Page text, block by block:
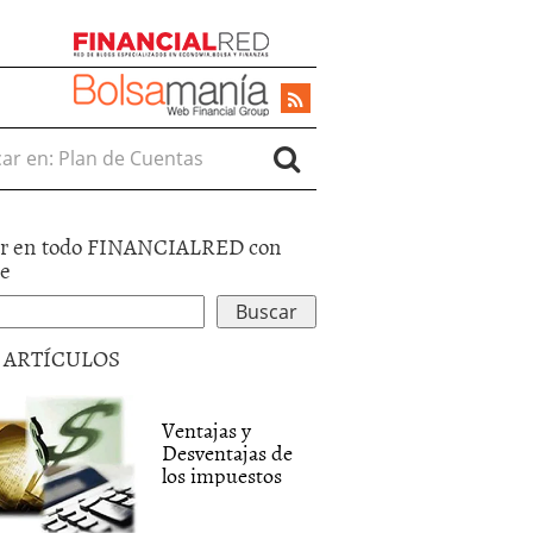
en:
en todo FINANCIALRED con
ARTÍCULOS
Ventajas y
Desventajas de
los impuestos